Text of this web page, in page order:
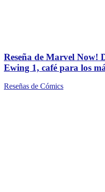
Reseña de Marvel Now!
Ewing 1, café para los
Reseñas de Cómics